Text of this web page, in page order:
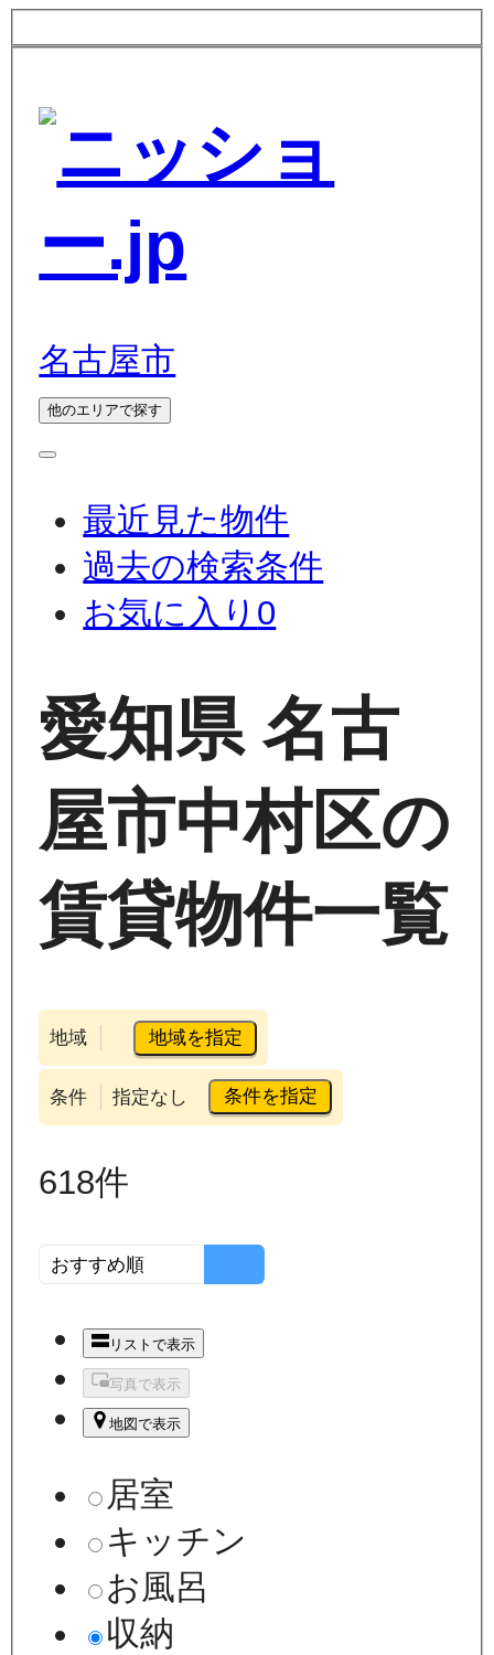
名古屋市
他のエリアで探す
最近見た物件
過去の検索条件
お気に入り 0
愛知県 名古
屋市中村区の
賃貸物件一覧
地域 地域を指定
条件 指定なし 条件を指定
618件
リストで表示
写真で表示
地図で表示
居室
キッチン
お風呂
収納